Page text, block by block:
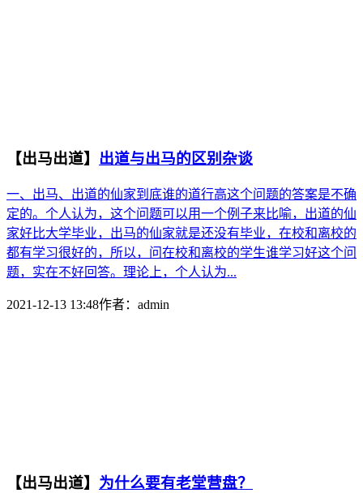
【出马出道】 出道与出马的区别杂谈
一、出马、出道的仙家到底谁的道行高这个问题的答案是不确
定的。个人认为，这个问题可以用一个例子来比喻，出道的仙
家好比大学毕业，出马的仙家就是还没有毕业，在校和离校的
都有学习很好的，所以，问在校和离校的学生谁学习好这个问
题，实在不好回答。理论上，个人认为...
2021-12-13 13:48作者： admin
【出马出道】 为什么要有老堂营盘？